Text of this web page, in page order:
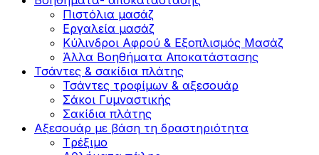
Πιστόλια μασάζ
Εργαλεία μασάζ
Κύλινδροι Αφρού & Εξοπλισμός Μασάζ
Άλλα Βοηθήματα Αποκατάστασης
Τσάντες & σακίδια πλάτης
Τσάντες τροφίμων & αξεσουάρ
Σάκοι Γυμναστικής
Σακίδια πλάτης
Αξεσουάρ με βάση τη δραστηριότητα
Tρέξιμο